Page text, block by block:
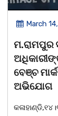
March
ଚିତାବାଘ
ଗିରଫ ଓ
ଶିକାର କରି